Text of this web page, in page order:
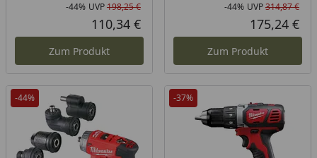
Rabatt in Prozent
-44%
Ursprünglicher Preis
UVP198,25 €
Aktueller Preis
110,34 €
Zum Produkt
-44% UVP314,87 €
175,24 €
Zum Produkt
-44% -37%